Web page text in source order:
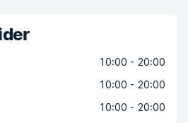
10:00 - 20:00
10:00 - 20:00
10:00 - 20:00